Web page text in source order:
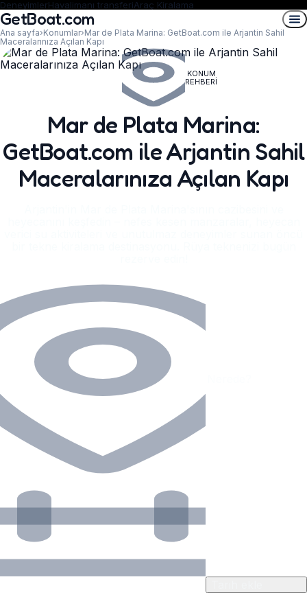
DeneyimlerHavalimanı transferiAraç Kiralama
GetBoat.com
Ana sayfa›Konumlar›Mar de Plata Marina: GetBoat.com ile Arjantin Sahil
Maceralarınıza Açılan Kapı
KONUM
REHBERI
Mar de Plata Marina:
GetBoat.com ile Arjantin Sahil
Maceralarınıza Açılan Kapı